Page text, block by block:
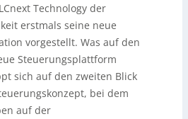
Technology der
erstmals seine neue
vorgestellt. Was auf den
Steuerungsplattform
sich auf den zweiten Blick
bei dem
auf der